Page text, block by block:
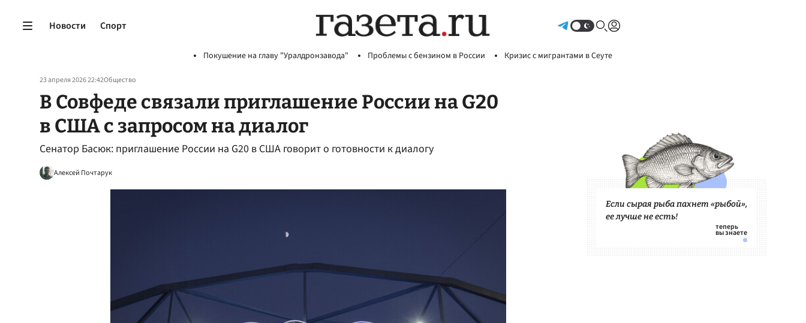
Новости Спорт
Покушение на главу "Уралдронзавода" Проблемы с бензином в России Кризис с мигрантами в Сеуте
23 апреля 2026 22:42Общество
В Совфеде связали приглашение России на G20
в США с запросом на диалог
Сенатор Басюк: приглашение России на G20 в США говорит о готовности к диалогу
Алексей Почтарук
Если сырая рыба пахнет «рыбой»,
ее лучше не есть!